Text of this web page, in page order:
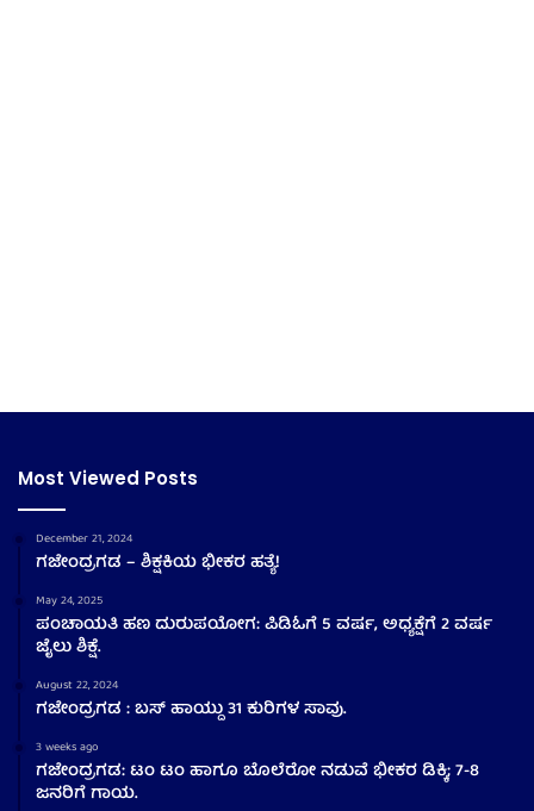
Most Viewed Posts
December 21, 2024
ಗಜೇಂದ್ರಗಡ – ಶಿಕ್ಷಕಿಯ ಭೀಕರ ಹತ್ಯೆ!
May 24, 2025
ಪಂಚಾಯತಿ ಹಣ ದುರುಪಯೋಗ: ಪಿಡಿಓಗೆ 5 ವರ್ಷ, ಅಧ್ಯಕ್ಷೆಗೆ 2 ವರ್ಷ
ಜೈಲು ಶಿಕ್ಷೆ.
August 22, 2024
ಗಜೇಂದ್ರಗಡ : ಬಸ್ ಹಾಯ್ದು 31 ಕುರಿಗಳ ಸಾವು.
3 weeks ago
ಗಜೇಂದ್ರಗಡ: ಟಂ ಟಂ ಹಾಗೂ ಬೊಲೆರೋ ನಡುವೆ ಭೀಕರ ಡಿಕ್ಕಿ; 7-8
ಜನರಿಗೆ ಗಾಯ.